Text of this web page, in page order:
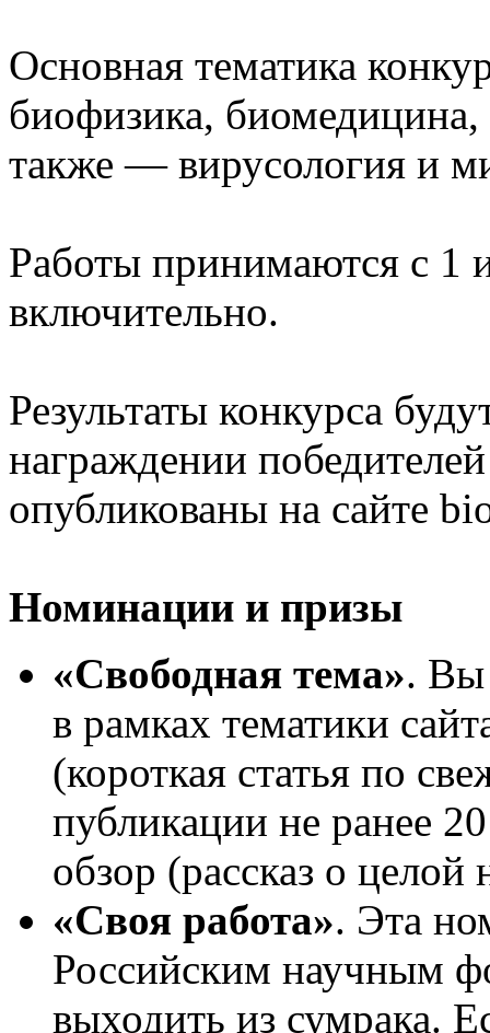
Основная тематика
биофизика,
также — вирусология и
Работы принимаются с 1
включительно.
Результаты конкурса
награждении
опубликованы на сайте
Номинации и призы
«Свободная тема». Вы
в рамках тематики
(короткая статья по
публикации не ранее
обзор (рассказ о целой
«Своя работа». Эта
Российским научным
выходить из сумрака.